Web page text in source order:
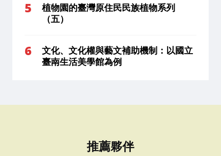
植物園的臺灣原住民民族植物系列
（五）
文化、文化權與藝文補助機制：以國立
臺南生活美學館為例
推薦夥伴